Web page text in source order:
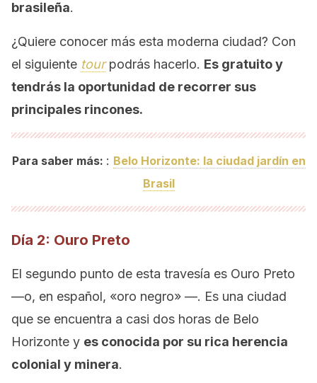
brasileña.
¿Quiere conocer más esta moderna ciudad? Con
el siguiente tourpodrás hacerlo. Es gratuito y
tendrás la oportunidad de recorrer sus
principales rincones.
Para saber más: : Belo Horizonte: la ciudad jardín en
Brasil
Día 2: Ouro Preto
El segundo punto de esta travesía es Ouro Preto
—o, en español, «oro negro» —. Es una ciudad
que se encuentra a casi dos horas de Belo
Horizonte y es conocida por su rica herencia
colonial y minera.